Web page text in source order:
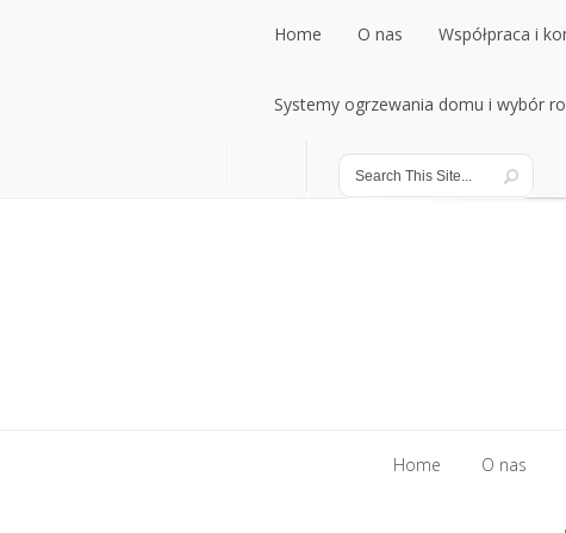
Home
Home
O nas
O nas
Współpraca i
Współpraca i
Systemy ogrzewania domu i wybór
Systemy ogrzewania domu i wybór
Home O nas